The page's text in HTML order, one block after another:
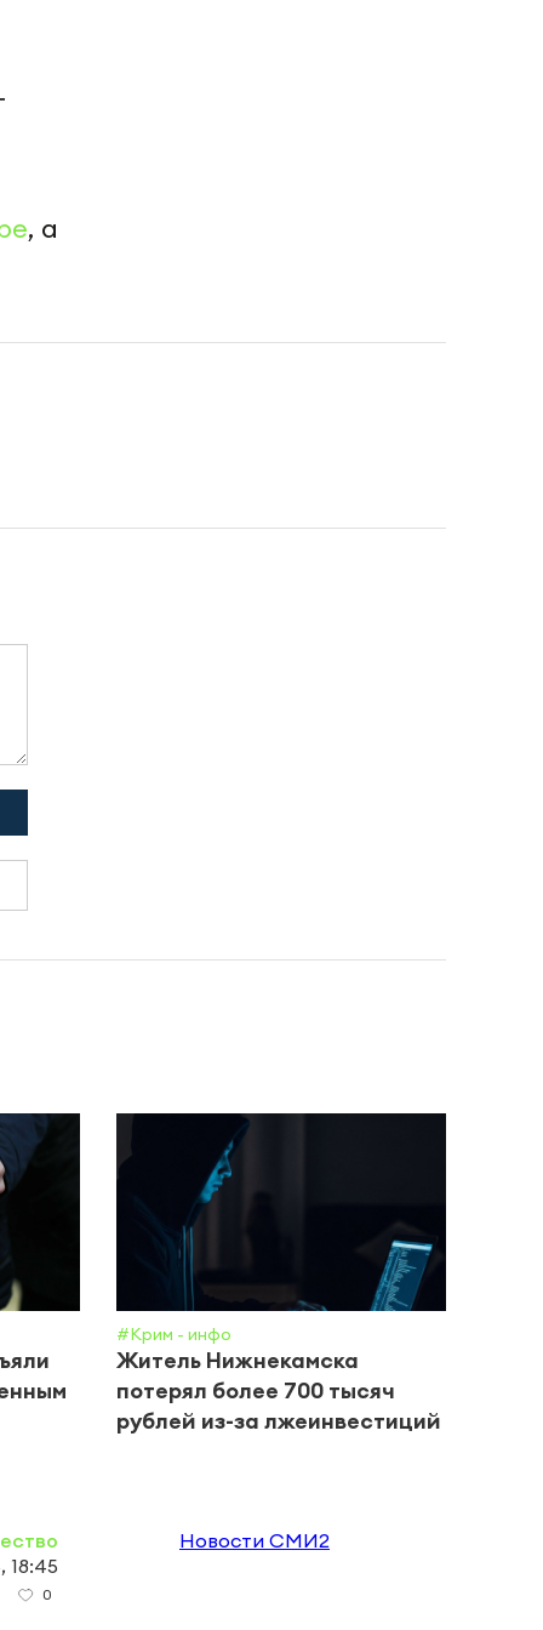
, а
#Крим - инфо
Житель Нижнекамска
потерял более 700 тысяч
рублей из-за лжеинвестиций
18:45
0
Новости СМИ2